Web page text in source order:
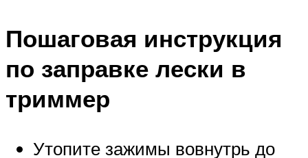
Пошаговая инструкция
по заправке лески в
триммер
Утопите зажимы вовнутрь до